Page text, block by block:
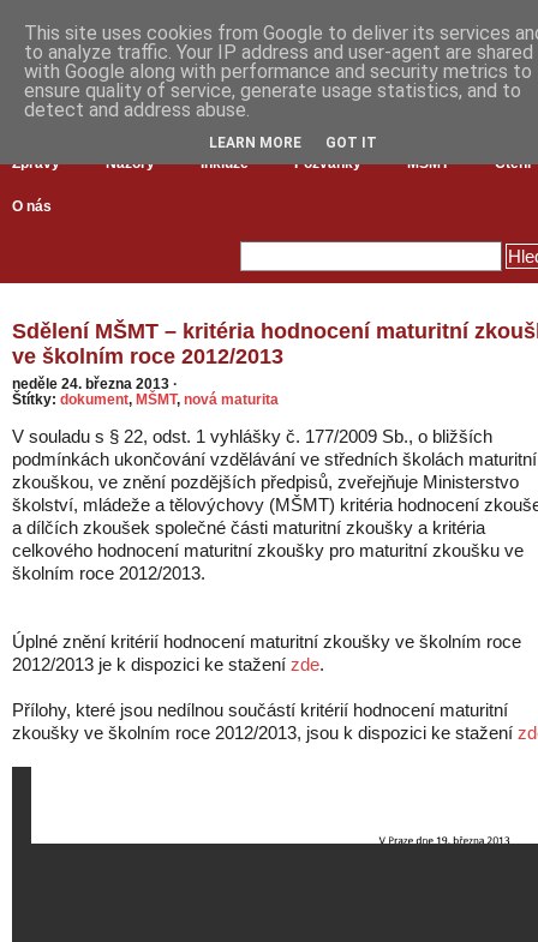
Zprávy Názory Inkluze Pozvánky MŠMT Čtení
O nás
Sdělení MŠMT – kritéria hodnocení maturitní
ve školním roce 2012/2013
neděle 24. března 2013 ·
Štítky: dokument, MŠMT, nová maturita
V souladu s § 22, odst. 1 vyhlášky č. 177/2009 Sb., o bližších
podmínkách ukončování vzdělávání ve středních školách maturitní
zkouškou, ve znění pozdějších předpisů, zveřejňuje Ministerstvo
školství, mládeže a tělovýchovy (MŠMT) kritéria hodnocení
a dílčích zkoušek společné části maturitní zkoušky a kritéria
celkového hodnocení maturitní zkoušky pro maturitní zkoušku ve
školním roce 2012/2013.
Úplné znění kritérií hodnocení maturitní zkoušky ve školním roce
2012/2013 je k dispozici ke stažení zde.
Přílohy, které jsou nedílnou součástí kritérií hodnocení maturitní
zkoušky ve školním roce 2012/2013, jsou k dispozici ke stažení
This site uses cookies from Google to deliver its services
to analyze traffic. Your IP address and user-agent are shared
with Google along with performance and security metrics to
ensure quality of service, generate usage statistics, and to
detect and address abuse.
LEARN MORE GOT IT